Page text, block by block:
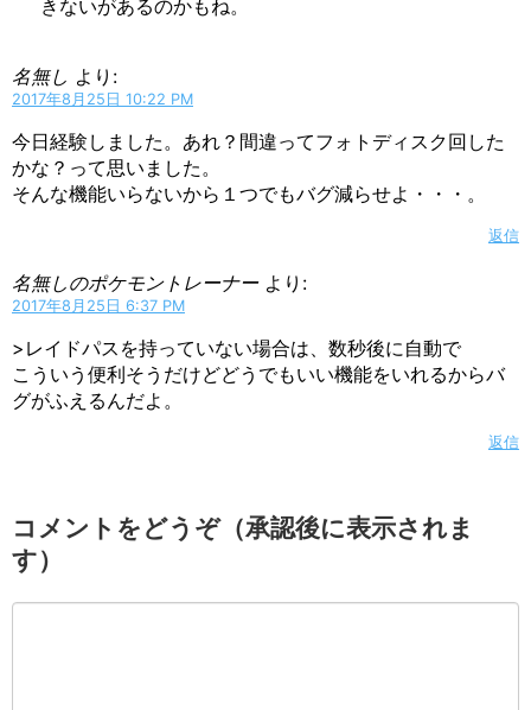
きないがあるのかもね。
名無し より:
2017年8月25日 10:22 PM
今日経験しました。あれ？間違ってフォトディスク回した
かな？って思いました。
そんな機能いらないから１つでもバグ減らせよ・・・。
返信
名無しのポケモントレーナー より:
2017年8月25日 6:37 PM
>レイドパスを持っていない場合は、数秒後に自動で
こういう便利そうだけどどうでもいい機能をいれるからバ
グがふえるんだよ。
返信
コメントをどうぞ（承認後に表示されま
す）